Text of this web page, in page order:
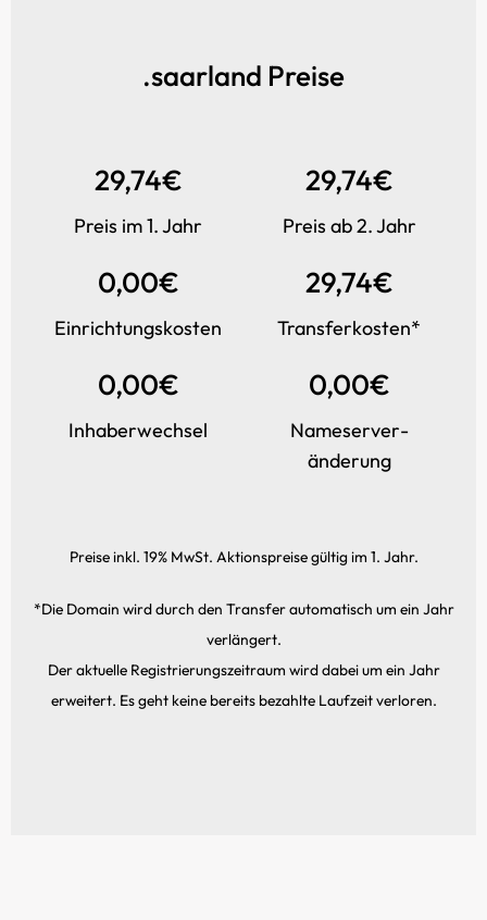
.saarland Preise
29,74€
Preis im 1. Jahr
29,74€
Preis ab 2. Jahr
0,00€
Einrichtungs­kosten
29,74€
Transfer­kosten*
0,00€
Inhaber­wechsel
0,00€
Name­server­
änderung
Preise inkl. 19% MwSt. Aktionspreise gültig im 1. Jahr.
*Die Domain wird durch den Transfer automatisch um ein Jahr
verlängert.
Der aktuelle Registrierungs­zeitraum wird dabei um ein Jahr
erweitert. Es geht keine bereits bezahlte Laufzeit verloren.